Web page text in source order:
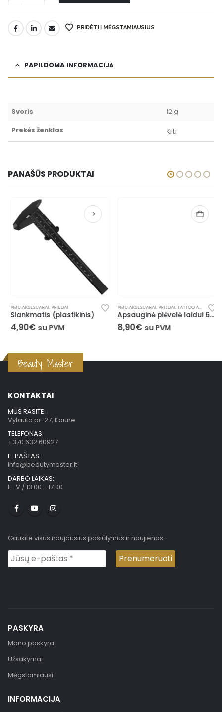
PRIDĖTI Į MĖGSTAMIAUSIUS
PAPILDOMA INFORMACIJA
Svoris
12 g
Prekės ženklas
Kiti
PANAŠŪS PRODUKTAI
VIENKARTINĖS PRIEMONĖS
PMU AKSESUARAI,PRIEDAI
Slankmatis (plastikinis)
4,90€ su PVM
PMU AKSESUARAI,PRIEDAI,TATTOO AKSESUARAI
Apsauginė plėvelė laidui 60x5cm (100 vnt.)
8,90€ su PVM
Beauty Master
KONTAKTAI
MUS RASITE:
Vytauto pr. 27, Kaune
TELEFONAS:
+370 632 60927
E-PAŠTAS:
info@beautymaster.lt
DARBO LAIKAS:
I - V / 13:00 - 17:00
Gaukite visus naujausius pasiūlymus ir naujienas.
PASKYRA
Mano paskyra
Užsakymai
Mėgstamiausi
INFORMACIJA